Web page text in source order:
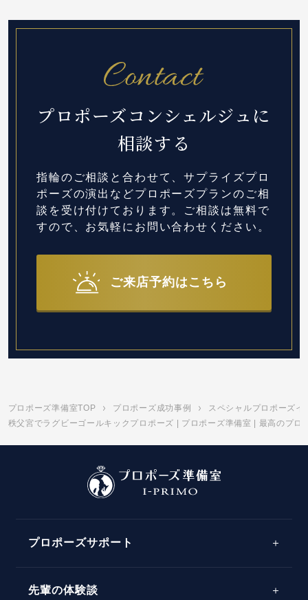
プロポーズコンシェルジュに
相談する
指輪のご相談と合わせて、サプライズプロ
ポーズの演出などプロポーズプランのご相
談を受け付けております。 ご相談は無料で
すので、お気軽にお問い合わせください。
ご来店予約はこちら
プロポーズ準備室TOP プロポーズ成功事例
スペシャルプロポーズイ
秩父宮でラグビーゴールキックプロポーズ | プロポーズ準備室 | 最高のプロ
プロポーズサポート
先輩の体験談